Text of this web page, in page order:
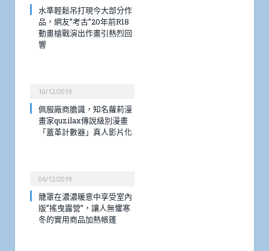
水準輕鬆吊打現今大部分作
品，網友”考古”20年前R18
動畫槍戰演出作畫引熱烈回
響
10/12/2019
佩服廠商膽識，知名蘿莉漫
畫家quzilax傳說級別漫畫
「蓋革計數器」真人影片化
06/12/2019
籠罩在濃濃暖意中享受室內
版”搖曳露營”，讓人無懼寒
冬的實用商品加熱帳篷